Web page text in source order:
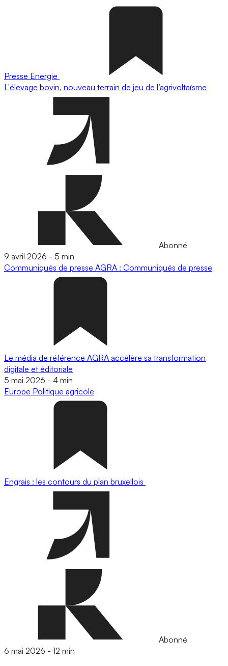
Presse Energie
L'élevage bovin, nouveau terrain de jeu de l’agrivoltaïsme
Abonné
9 avril 2026 - 5 min
Communiqués de presse AGRA : Communiqués de presse
Le média de référence AGRA accélère sa transformation
digitale et éditoriale
5 mai 2026 - 4 min
Europe Politique agricole
Engrais : les contours du plan bruxellois
Abonné
6 mai 2026 - 12 min